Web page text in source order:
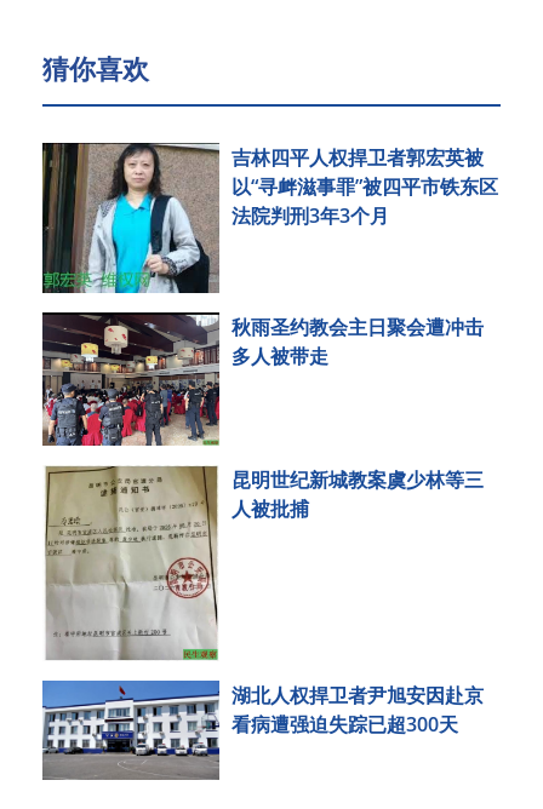
猜你喜欢
吉林四平人权捍卫者郭宏英被
以“寻衅滋事罪”被四平市铁东区
法院判刑3年3个月
秋雨圣约教会主日聚会遭冲击
多人被带走
昆明世纪新城教案虞少林等三
人被批捕
湖北人权捍卫者尹旭安因赴京
看病遭强迫失踪已超300天